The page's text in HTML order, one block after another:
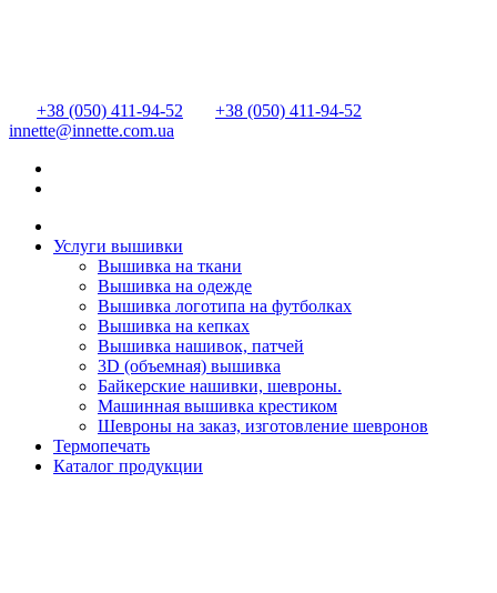
+38 (050) 411-94-52
+38 (050) 411-94-52
innette@innette.com.ua
Услуги вышивки
Вышивка на ткани
Вышивка на одежде
Вышивка логотипа на футболках
Вышивка на кепках
Вышивка нашивок, патчей
3D (объемная) вышивка
Байкерские нашивки, шевроны.
Машинная вышивка крестиком
Шевроны на заказ, изготовление шевронов
Термопечать
Каталог продукции